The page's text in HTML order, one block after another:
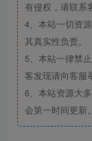
有侵权，请联系
4、本站一切资
其真实性负责。
5、本站一律禁
客发现请向客服
6、本站资源大
会第一时间更新。